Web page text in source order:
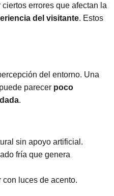
errores que afectan la
del visitante. Estos
del entorno. Una
parecer poco
.
sin apoyo artificial.
fría que genera
con luces de acento.